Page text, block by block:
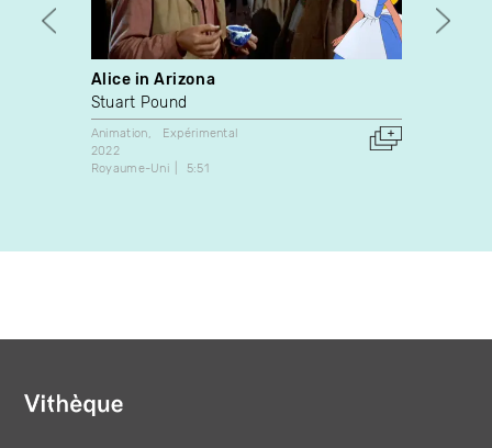
Alice in Arizona
Stuart Pound
Animation
Expérimental
2022
Royaume-Uni
5:51